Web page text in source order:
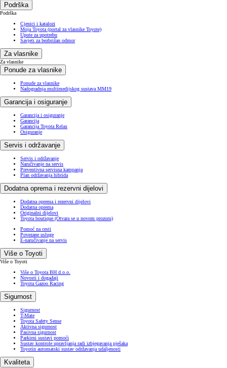
Podrška
Podrška
Cjenici i katalozi
Moja Toyota (portal za vlasnike Toyote)
Upute za upotrebu
Savjeti za bezbrižan odmor
Za vlasnike
Za vlasnike
Ponude za vlasnike
Ponude za vlasnike
Nadogradnja multimedijskog sustava MM19
Garancija i osiguranje
Garancija i osiguranje
Garancija
Garancija Toyota Relax
Osiguranje
Servis i održavanje
Servis i održavanje
Naručivanje na servis
Preventivna servisna kampanja
Plan održavanja hibrida
Dodatna oprema i rezervni dijelovi
Dodatna oprema i rezervni dijelovi
Dodatna oprema
Originalni dijelovi
Toyota boutique (Otvara se u novom prozoru)
Pomoć na cesti
Povezane usluge
E-naručivanje na servis
Više o Toyoti
Više o Toyoti
Više o Toyota BH d.o.o.
Novosti i događaji
Toyota Gazoo Racing
Sigurnost
Sigurnost
T-Mate
Toyota Safety Sense
Aktivna sigurnost
Pasivna sigurnost
Parkirni sustavi pomoći
Sustav kontrole upravljanja radi izbjegavanja pješaka
Toyotin automatski sustav održavanja udaljenosti
Kvaliteta